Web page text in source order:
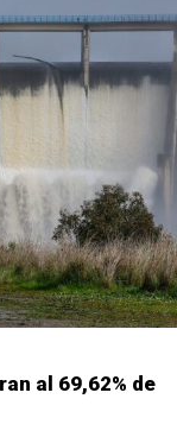
al 69,62% de